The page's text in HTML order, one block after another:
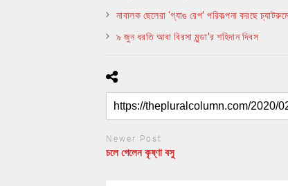
নাবালক ছেলেরা ‘গ্যাঙ রেপ’ পরিকল্পনা করছে
৯ জুন ধরতি আবা বিরসা মুন্ডা’র শহিদান দিবস
Newer Post
চলে গেলেন কৃষ্ণা বসু